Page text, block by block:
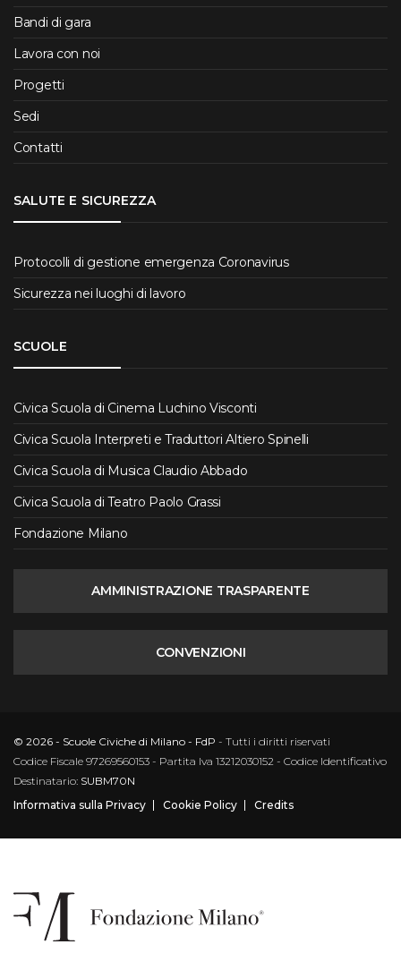
Bandi di gara
Lavora con noi
Progetti
Sedi
Contatti
SALUTE E SICUREZZA
Protocolli di gestione emergenza Coronavirus
Sicurezza nei luoghi di lavoro
SCUOLE
Civica Scuola di Cinema Luchino Visconti
Civica Scuola Interpreti e Traduttori Altiero Spinelli
Civica Scuola di Musica Claudio Abbado
Civica Scuola di Teatro Paolo Grassi
Fondazione Milano
AMMINISTRAZIONE TRASPARENTE
CONVENZIONI
© 2026 - Scuole Civiche di Milano - FdP - Tutti i diritti riservati
Codice Fiscale 97269560153 - Partita Iva 13212030152 - Codice Identificativo
Destinatario: SUBM70N
Informativa sulla Privacy
Cookie Policy Credits